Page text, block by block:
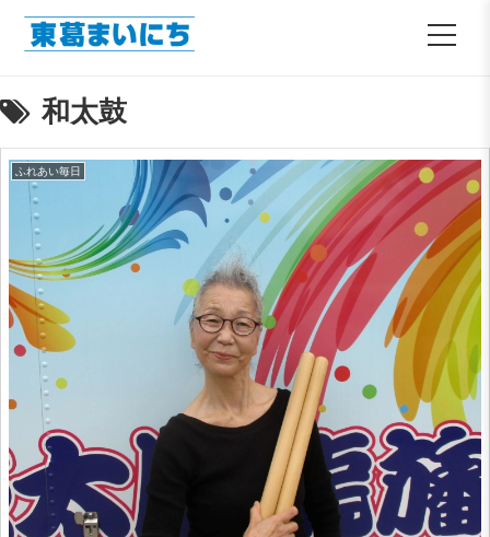
和太鼓
ふれあい毎日